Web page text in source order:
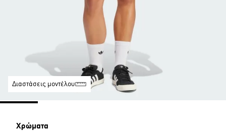
Διαστάσεις μοντέλου
Χρώματα